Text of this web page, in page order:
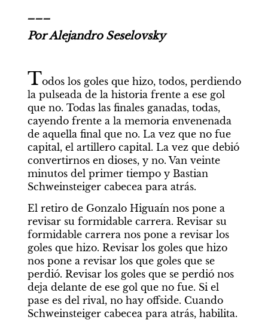
Por Alejandro Seselovsky
Todos los goles que hizo, todos, perdiendo
la pulseada de la historia frente a ese gol
que no. Todas las finales ganadas, todas,
cayendo frente a la memoria envenenada
de aquella final que no. La vez que no fue
capital, el artillero capital. La vez que debió
convertirnos en dioses, y no. Van veinte
minutos del primer tiempo y Bastian
Schweinsteiger cabecea para atrás.
El retiro de Gonzalo Higuaín nos pone a
revisar su formidable carrera. Revisar su
formidable carrera nos pone a revisar los
goles que hizo. Revisar los goles que hizo
nos pone a revisar los que goles que se
perdió. Revisar los goles que se perdió nos
deja delante de ese gol que no fue. Si el
pase es del rival, no hay offside. Cuando
Schweinsteiger cabecea para atrás, habilita.